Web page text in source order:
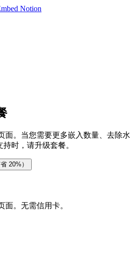
Notion
面。当您需要更多嵌入数量、去除水
时，请升级套餐。
20%）
面。无需信用卡。